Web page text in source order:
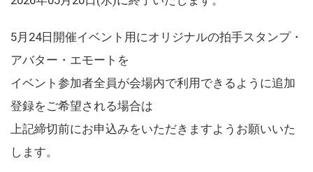
5月24日開催イベント用にオリジナルの拍手スタンプ・
アバター・エモートを
イベント参加者全員が会場内で利用できるように追加
登録をご希望される場合は
上記締切前にお申込みをいただきますようお願いいた
します。